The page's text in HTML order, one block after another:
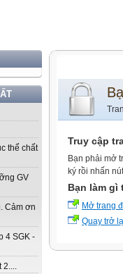
thể chất
GV
Cảm ơn
4 SGK -
2....
Truy cập
Bạn phải mở
ký rồi nhấn
Bạn làm gì
Mở trang
Quay trở